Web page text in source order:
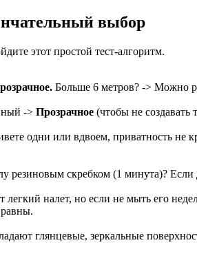
выбор
этот простой тест-алгоритм.
Больше 6 метров? -> Можно
-> Прозрачное (чтобы не
одни или вдвоем, приватность не
резиновым скребком (1 минута)? Если
налет, но если не мыть его
глянцевые, зеркальные